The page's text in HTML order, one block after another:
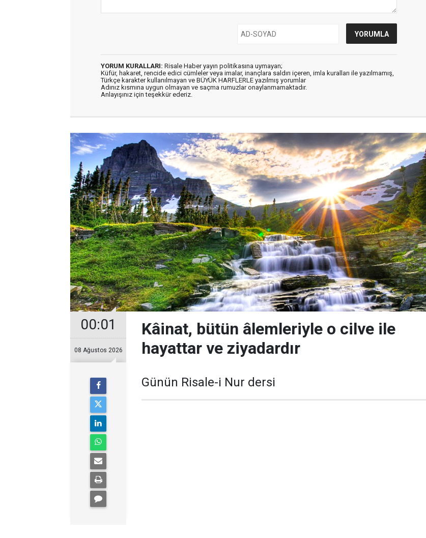
YORUM KURALLARI: Risale Haber yayın politikasına uymayan;
Küfür, hakaret, rencide edici cümleler veya imalar, inançlara saldırı içeren, imla kuralları ile yazılmamış,
Türkçe karakter kullanılmayan ve BÜYÜK HARFLERLE yazılmış yorumlar
Adınız kısmına uygun olmayan ve saçma rumuzlar onaylanmamaktadır.
Anlayışınız için teşekkür ederiz.
00:01
08 Ağustos 2026
Kâinat, bütün âlemleriyle o cilve ile
hayattar ve ziyadardır
Günün Risale-i Nur dersi